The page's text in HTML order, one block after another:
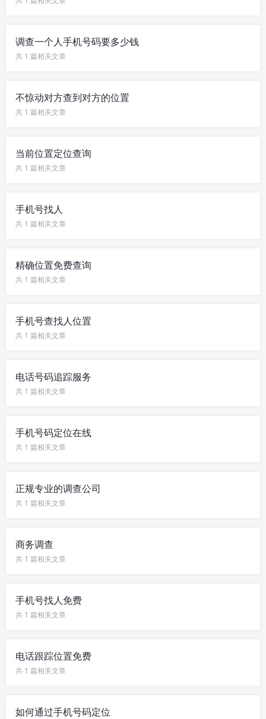
调查一个人手机号码要多少钱
共 1 篇相关文章
不惊动对方查到对方的位置
共 1 篇相关文章
当前位置定位查询
共 1 篇相关文章
手机号找人
共 1 篇相关文章
精确位置免费查询
共 1 篇相关文章
手机号查找人位置
共 1 篇相关文章
电话号码追踪服务
共 1 篇相关文章
手机号码定位在线
共 1 篇相关文章
正规专业的调查公司
共 1 篇相关文章
商务调查
共 1 篇相关文章
手机号找人免费
共 1 篇相关文章
电话跟踪位置免费
共 1 篇相关文章
如何通过手机号码定位